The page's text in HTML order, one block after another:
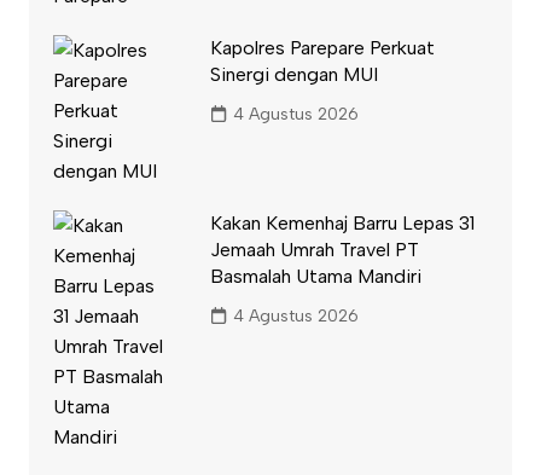
Kapolres Parepare Perkuat
Sinergi dengan MUI
4 Agustus 2026
Kakan Kemenhaj Barru Lepas 31
Jemaah Umrah Travel PT
Basmalah Utama Mandiri
4 Agustus 2026